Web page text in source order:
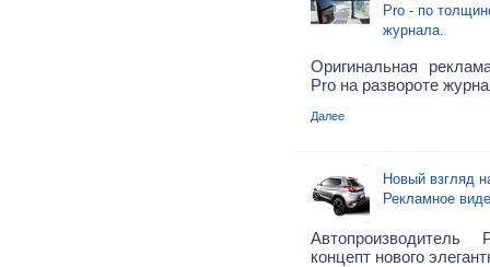
Pro - по
журнала.
Оригинальная
Pro на развороте
Далее
Новый взгляд
Рекламное
Автопроизводитель
концепт нового